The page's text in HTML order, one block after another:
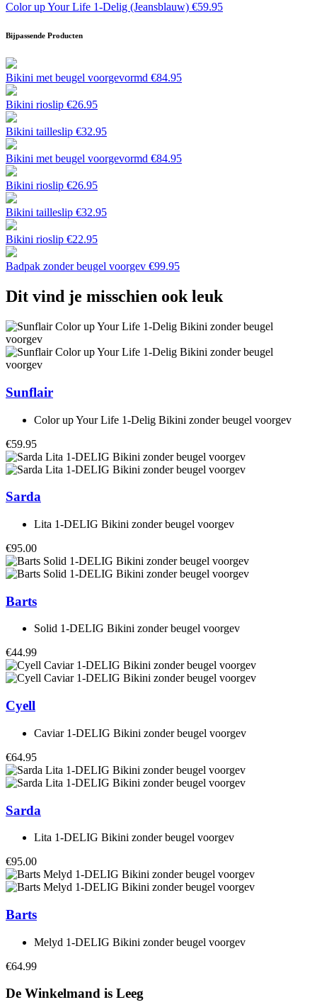
Color up Your Life 1-Delig (Jeansblauw) €59.95
Bijpassende Producten
Bikini met beugel voorgevormd €84.95
Bikini rioslip €26.95
Bikini tailleslip €32.95
Bikini met beugel voorgevormd €84.95
Bikini rioslip €26.95
Bikini tailleslip €32.95
Bikini rioslip €22.95
Badpak zonder beugel voorgev €99.95
Dit vind je misschien ook leuk
Sunflair
Color up Your Life 1-Delig Bikini zonder beugel voorgev
€59.95
Sarda
Lita 1-DELIG Bikini zonder beugel voorgev
€95.00
Barts
Solid 1-DELIG Bikini zonder beugel voorgev
€44.99
Cyell
Caviar 1-DELIG Bikini zonder beugel voorgev
€64.95
Sarda
Lita 1-DELIG Bikini zonder beugel voorgev
€95.00
Barts
Melyd 1-DELIG Bikini zonder beugel voorgev
€64.99
De Winkelmand is Leeg